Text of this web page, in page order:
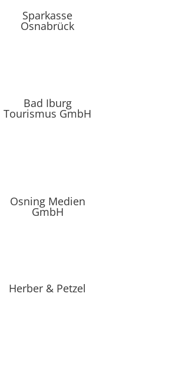
Sparkasse
Osnabrück
Bad Iburg
Tourismus GmbH
Osning Medien
GmbH
Herber & Petzel